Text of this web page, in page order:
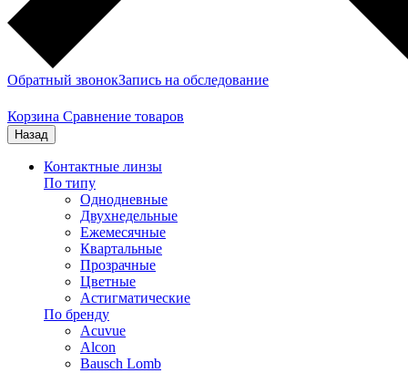
Обратный звонокЗапись на обследование
Корзина Сравнение товаров
Назад
Контактные линзы
По типу
Однодневные
Двухнедельные
Ежемесячные
Квартальные
Прозрачные
Цветные
Астигматические
По бренду
Acuvue
Alcon
Bausch Lomb